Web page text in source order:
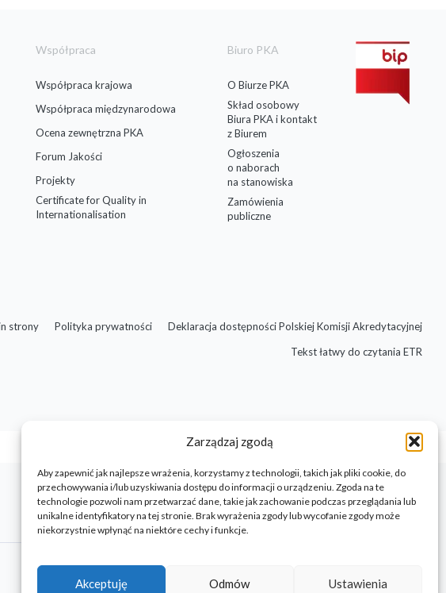
Zarządzaj zgodą
Aby zapewnić jak najlepsze wrażenia, korzystamy z technologii, takich jak pliki cookie, do
przechowywania i/lub uzyskiwania dostępu do informacji o urządzeniu. Zgoda na te
technologie pozwoli nam przetwarzać dane, takie jak zachowanie podczas przeglądania lub
unikalne identyfikatory na tej stronie. Brak wyrażenia zgody lub wycofanie zgody może
niekorzystnie wpłynąć na niektóre cechy i funkcje.
Akceptuję Odmów Ustawienia
Współpraca
Współpraca krajowa
Współpraca międzynarodowa
Ocena zewnętrzna PKA
Forum Jakości
Projekty
Certificate for Quality in
Internationalisation
Biuro PKA
O Biurze PKA
Skład osobowy
Biura PKA i kontakt
z Biurem
Ogłoszenia
o naborach
na stanowiska
Zamówienia
publiczne
strony Polityka prywatności
Deklaracja dostępności Polskiej Komisji Akredytacyjnej
Tekst łatwy do czytania ETR